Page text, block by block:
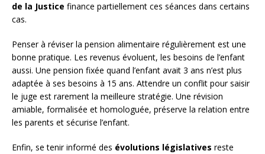
de la Justice finance partiellement ces séances dans certains
cas.
Penser à réviser la pension alimentaire régulièrement est une
bonne pratique. Les revenus évoluent, les besoins de l’enfant
aussi. Une pension fixée quand l’enfant avait 3 ans n’est plus
adaptée à ses besoins à 15 ans. Attendre un conflit pour saisir
le juge est rarement la meilleure stratégie. Une révision
amiable, formalisée et homologuée, préserve la relation entre
les parents et sécurise l’enfant.
Enfin, se tenir informé des évolutions législatives reste